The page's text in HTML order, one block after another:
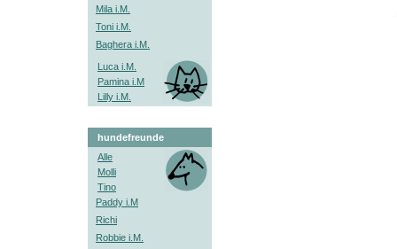
Mila i.M.
Toni i.M.
Baghera i.M.
Luca i.M.
Pamina i.M
Lilly i.M.
hundefreunde
Alle
Molli
Tino
Paddy i.M
Richi
Robbie i.M.